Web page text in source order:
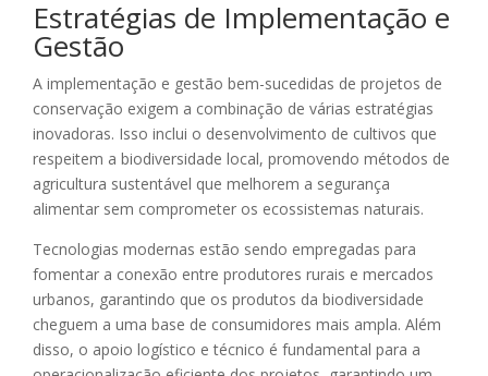
Estratégias de Implementação e
Gestão
A implementação e gestão bem-sucedidas de projetos de
conservação exigem a combinação de várias estratégias
inovadoras. Isso inclui o desenvolvimento de cultivos que
respeitem a biodiversidade local, promovendo métodos de
agricultura sustentável que melhorem a segurança
alimentar sem comprometer os ecossistemas naturais.
Tecnologias modernas estão sendo empregadas para
fomentar a conexão entre produtores rurais e mercados
urbanos, garantindo que os produtos da biodiversidade
cheguem a uma base de consumidores mais ampla. Além
disso, o apoio logístico e técnico é fundamental para a